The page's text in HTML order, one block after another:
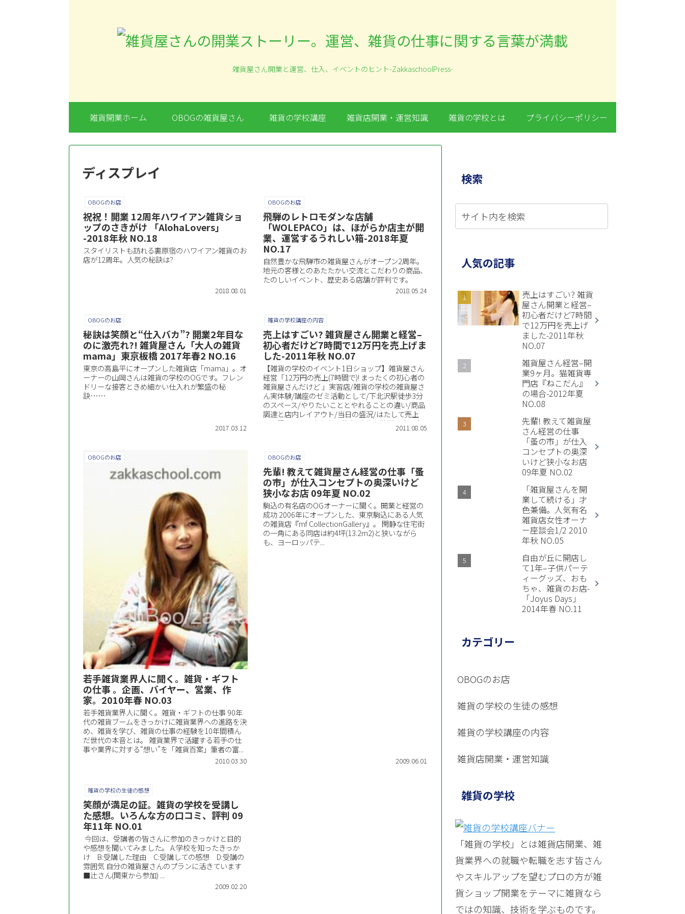
雑貨屋さん開業と運営、仕入、イベントのヒント-ZakkaschoolPress-
雑貨開業ホーム OBOGの雑貨屋さん 雑貨の学校講座 雑貨店開業・運営知識 雑貨の学校とは プライバシーポリシー
ディスプレイ
OBOGのお店
祝祝！開業 12周年ハワイアン雑貨ショ
ップのさきがけ 「AlohaLovers」
-2018年秋 NO.18
スタイリストも訪れる裏原宿のハワイアン雑貨のお
店が12周年。人気の秘訣は?
2018.08.01
OBOGのお店
飛騨のレトロモダンな店舗
「WOLEPACO」は、ほがらか店主が開
業、運営するうれしい箱-2018年夏
NO.17
自然豊かな飛騨市の雑貨屋さんがオープン2周年。
地元の客様とのあたたかい交流とこだわりの商品、
たのしいイベント、歴史ある店舗が評判です。
2018.05.24
OBOGのお店
秘訣は笑顔と“仕入バカ”? 開業2年目な
のに激売れ?! 雑貨屋さん「大人の雑貨
mama」東京板橋 2017年春2 NO.16
東京の高島平にオープンした雑貨店「mama」。オ
ーナーの山岡さんは雑貨の学校のOGです。フレン
ドリーな接客ときめ細かい仕入れが繁盛の秘
訣……
2017.03.12
雑貨の学校講座の内容
売上はすごい? 雑貨屋さん開業と経営–
初心者だけど7時間で12万円を売上げま
した-2011年秋 NO.07
【雑貨の学校のイベント1日ショップ】雑貨屋さん
経営「12万円の売上(7時間で)! まったくの初心者の
雑貨屋さんだけど 」実習店/雑貨の学校の雑貨屋さ
ん実体験/講座のゼミ活動として/下北沢駅徒歩3分
のスペース/やりたいこととやれることの違い/商品
調達と店内レイアウト/当日の盛況/はたして売上
は?/種明かしと参加者の熱意/大変な苦労の末の売
上高/コラム:プロよりも売れる!?学生企画の雑貨屋
2011.08.05
OBOGのお店
若手雑貨業界人に聞く。雑貨・ギフト
の仕事 。企画、バイヤー、営業、作
家。2010年春 NO.03
若手雑貨業界人に聞く。雑貨・ギフトの仕事 90年
代の雑貨ブームをきっかけに雑貨業界への進路を決
め、雑貨を学び、雑貨の仕事の経験を10年間積ん
だ世代の本音とは。 雑貨業界で活躍する若手の仕
事や業界に対する“想い”を「雑貨百案」筆者の富...
2010.03.30
OBOGのお店
先輩! 教えて雑貨屋さん経営の仕事「蚤
の市」が仕入コンセプトの奥深いけど
狭小なお店 09年夏 NO.02
駒込の有名店のOGオーナーに聞く。開業と経営の
成功 2006年にオープンした、東京駒込にある人気
の雑貨店『mf CollectionGallery』。 閑静な住宅街
の一角にある同店は約4坪(13.2m2)と狭いながら
も、ヨーロッパテ...
2009.06.01
雑貨の学校の生徒の感想
笑顔が満足の証。雑貨の学校を受講し
た感想。いろんな方の口コミ、評判 09
年11年 NO.01
今回は、受講者の皆さんに参加のきっかけと目的
や感想を聞いてみました。 A:学校を知ったきっか
け B:受講した理由 C:受講しての感想 D:受講の
雰囲気 自分の雑貨屋さんのプランに活きています
■辻さん(関東から参加) ...
2009.02.20
検索
人気の記事
売上はすごい? 雑貨
屋さん開業と経営–
初心者だけど7時間
で12万円を売上げ
ました-2011年秋
NO.07
雑貨屋さん経営–開
業9ヶ月。猫雑貨専
門店『ねこだん』
の場合-2012年夏
NO.08
先輩! 教えて雑貨屋
さん経営の仕事
「蚤の市」が仕入
コンセプトの奥深
いけど狭小なお店
09年夏 NO.02
「雑貨屋さんを開
業して続ける」才
色兼備。人気有名
雑貨店女性オーナ
ー座談会1/2 2010
年秋 NO.05
自由が丘に開店し
て1年–子供パーテ
ィーグッズ、おも
ちゃ、雑貨のお店-
「Joyus Days」
2014年春 NO.11
カテゴリー
OBOGのお店
雑貨の学校の生徒の感想
雑貨の学校講座の内容
雑貨店開業・運営知識
雑貨の学校
「雑貨の学校」とは雑貨店開業、雑
貨業界への就職や転職を志す皆さん
やスキルアップを望むプロの方が雑
貨ショップ開業をテーマに雑貨なら
ではの知識、技術を学ぶものです。